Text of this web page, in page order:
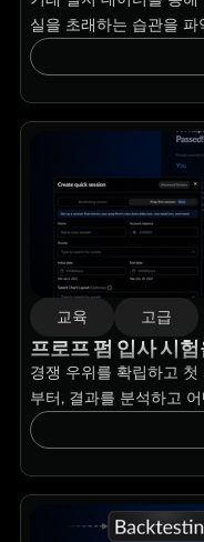
실을 초래하는 습관을 파
교육 고급
프로프 펌 입사 시
경쟁 우위를 확립하고
부터, 결과를 분석하고